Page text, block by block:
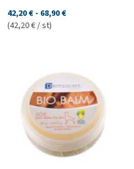
42,20 € - 68,90 €
(42,20 € / st)